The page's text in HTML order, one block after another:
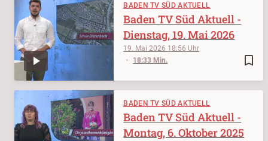
BADEN TV SÜD AKTUELL
bookmark_border
19. Mai 2026 18:56
18:33 Min.
Baden TV Süd Aktuell -
Dienstag, 19. Mai 2026
BADEN TV SÜD AKTUELL
Baden TV Süd Aktuell -
Montag, 6. Oktober 2025